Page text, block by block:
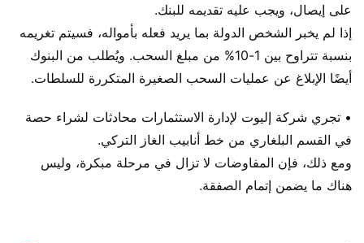
على إيصال، ويجب عليه تقديمه للبنك.
إذا لم يخبر الشخص الدولة بما يريد فعله بأمواله، فسيتم تغريمه
بنسبة تتراوح بين 1-10% من مبلغ السحب. ويُطلب من البنوك
أيضًا الإبلاغ عن عمليات السحب الصغيرة المتكررة للسلطات.
• تجري شركة إليوت لإدارة الاستثمارات محادثات لشراء حصة
في القسم البلغاري من خط أنابيب الغاز التركي.
ومع ذلك، فإن المفاوضات لا تزال في مرحلة مبكرة، وليس
هناك ما يضمن إتمام الصفقة.